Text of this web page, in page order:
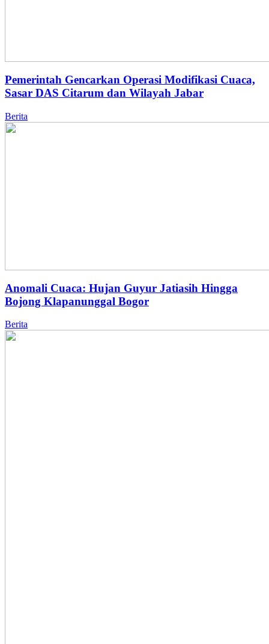
Pemerintah Gencarkan Operasi Modifikasi Cuaca,
Sasar DAS Citarum dan Wilayah Jabar
Berita
Anomali Cuaca: Hujan Guyur Jatiasih Hingga
Bojong Klapanunggal Bogor
Berita